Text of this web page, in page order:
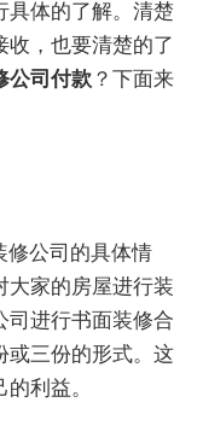
具体的了解。清楚
收，也要清楚的了
公司付款 ？下面来
修公司的具体情
大家的房屋进行装
司进行书面装修合
或三份的形式。这
利益。